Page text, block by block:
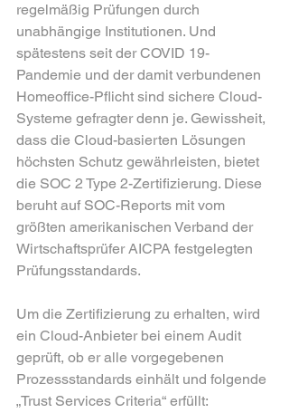
regelmäßig Prüfungen durch
unabhängige Institutionen. Und
spätestens seit der COVID 19-
Pandemie und der damit verbundenen
Homeoffice-Pflicht sind sichere Cloud-
Systeme gefragter denn je. Gewissheit,
dass die Cloud-basierten Lösungen
höchsten Schutz gewährleisten, bietet
die SOC 2 Type 2-Zertifizierung. Diese
beruht auf SOC-Reports mit vom
größten amerikanischen Verband der
Wirtschaftsprüfer AICPA festgelegten
Prüfungsstandards.
Um die Zertifizierung zu erhalten, wird
ein Cloud-Anbieter bei einem Audit
geprüft, ob er alle vorgegebenen
Prozessstandards einhält und folgende
„Trust Services Criteria“ erfüllt: